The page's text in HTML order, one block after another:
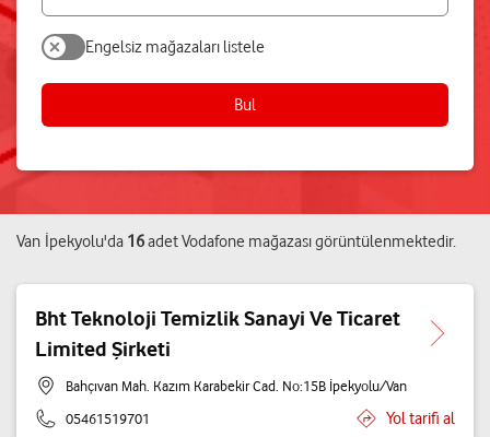
Bul
Engelsiz mağazaları listele
Van İpekyolu'da 16adetVodafone mağazasıgörüntülenmektedir.
Bht Teknoloji Temizlik Sanayi Ve Ticaret
Limited Şirketi
Bahçıvan Mah. Kazım Karabekir Cad. No:15B İpekyolu/Van
05461519701
Yol tarifi al